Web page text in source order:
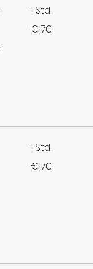
1 Std.
Euro
€ 70
1 Std.
Euro
€ 70